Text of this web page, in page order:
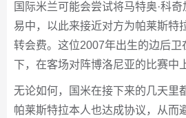
国际米兰可能会尝试将马特奥·科
易中，以此来接近对方为帕莱斯特
转会费。这位2007年出生的边后卫
下，在客场对阵博洛尼亚的比赛中
无论如何，国米在接下来的几天里
帕莱斯特拉本人也达成协议，从而